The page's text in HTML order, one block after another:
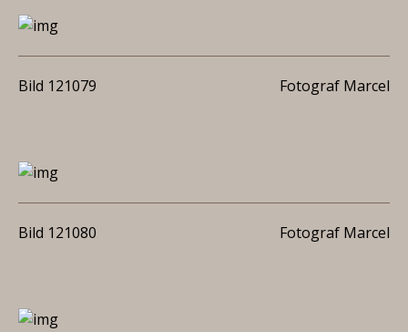
Bild 121079 Fotograf Marcel
Bild 121080 Fotograf Marcel